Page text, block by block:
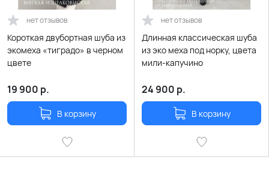
нет отзывов
Короткая двубортная шуба из
экомеха «тиградо» в черном
цвете
19 900 р.
В корзину
нет отзывов
Длинная классическая шуба
из эко меха под норку, цвета
мили-капучино
24 900 р.
В корзину